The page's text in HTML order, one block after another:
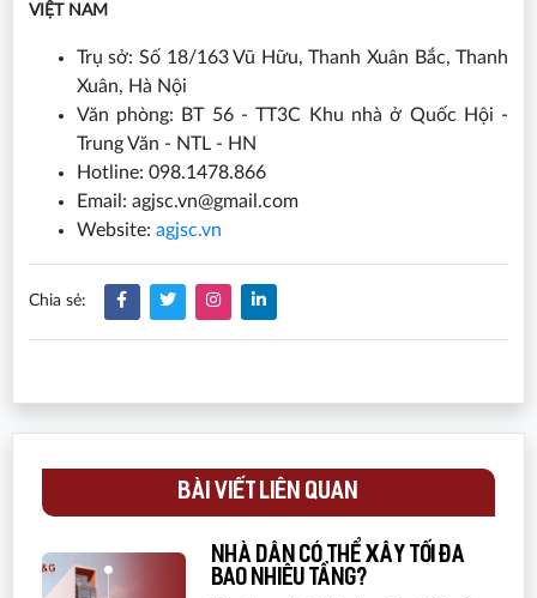
VIỆT NAM
Trụ sở: Số 18/163 Vũ Hữu, Thanh Xuân Bắc, Thanh
Xuân, Hà Nội
Văn phòng: BT 56 - TT3C Khu nhà ở Quốc Hội -
Trung Văn - NTL - HN
Hotline: 098.1478.866
Email: agjsc.vn@gmail.com
Website: agjsc.vn
Chia sẻ:
BÀI VIẾT LIÊN QUAN
Nhà dân có thể xây tối đa
bao nhiêu tầng?